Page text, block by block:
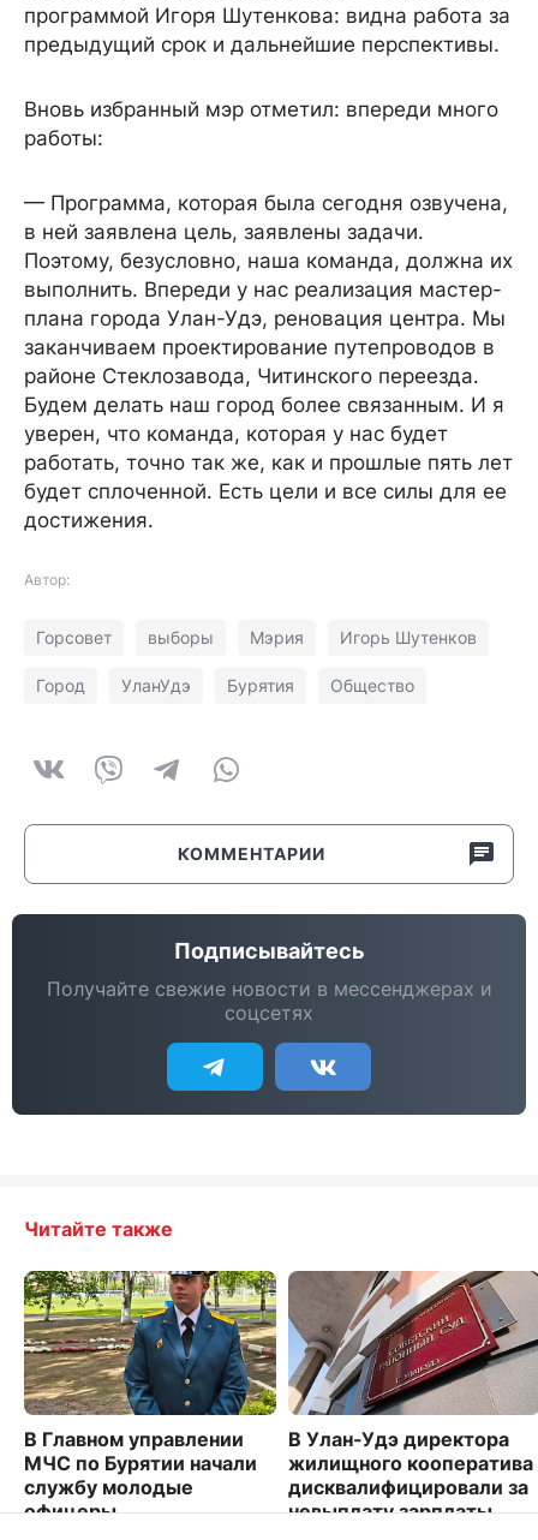
программой Игоря Шутенкова: видна работа за
предыдущий срок и дальнейшие перспективы.
Вновь избранный мэр отметил: впереди много
работы:
— Программа, которая была сегодня озвучена,
в ней заявлена цель, заявлены задачи.
Поэтому, безусловно, наша команда, должна их
выполнить. Впереди у нас реализация мастер-
плана города Улан-Удэ, реновация центра. Мы
заканчиваем проектирование путепроводов в
районе Стеклозавода, Читинского переезда.
Будем делать наш город более связанным. И я
уверен, что команда, которая у нас будет
работать, точно так же, как и прошлые пять лет
будет сплоченной. Есть цели и все силы для ее
достижения.
Автор:
Горсовет выборы Мэрия Игорь Шутенков
Город УланУдэ Бурятия Общество
КОММЕНТАРИИ
Подписывайтесь
Получайте свежие новости в мессенджерах и
соцсетях
Читайте также
В Главном управлении
МЧС по Бурятии начали
службу молодые
офицеры
В Улан-Удэ директора
жилищного кооператива
дисквалифицировали за
невыплату зарплаты